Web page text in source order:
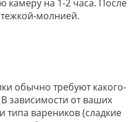
камеру на 1-2 часа. После
молнией.
обычно требуют какого-
зависимости от ваших
типа вареников (сладкие